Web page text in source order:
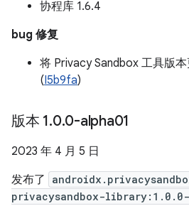
协程库 1.6.4
bug 修复
将 Privacy Sandbox 工具版
(I5b9fa)
版本 1.0.0-alpha01
2023 年 4 月 5 日
发布了
privacysandbox-library:1.0.0-